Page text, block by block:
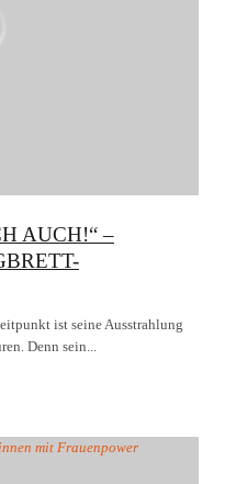
AUCH!“ –
ist seine Ausstrahlung
Denn sein...